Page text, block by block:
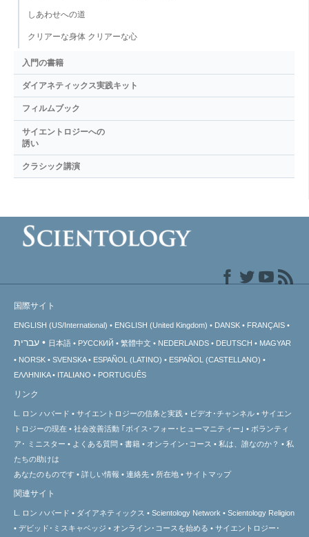
しあわせへの道
クリアーな身体 クリアーな心
入門の書籍
ダイアネティックス実践キット
フィルムブック
サイエントロジーへの
誘い
クラシック講演
国際サイト
ENGLISH (US/International) ENGLISH (United Kingdom) DANSK FRANÇAIS
עברית 日本語 РУССКИЙ 繁體中文 NEDERLANDS DEUTSCH
MAGYAR
NORSK
SVENSKA ESPAÑOL (LATINO)
ESPAÑOL (CASTELLANO)
ΕΛΛΗΝΙΚA
ITALIANO PORTUGUÊS
リンク
L. ロン ハバード サイエントロジーの信条と実践 ビデオ･チャンネル
サイエン
トロジーの現在 社会改善活動 ｢ボイス･フォー･ヒューマニティー｣
ボランティ
ア･
ミニスター よくある質問 書籍 オンライン･コース 私は、誰なのか？
私
たちの助けは
あなたのものです
詳しい情報 連絡先 所在地 サイトマップ
関連サイト
L. ロン ハバード ダイアネティックス Scientology Network
Scientology Religion
デビッド･ミスキャベッジ
オンライン･コースを始める サイエントロジー･